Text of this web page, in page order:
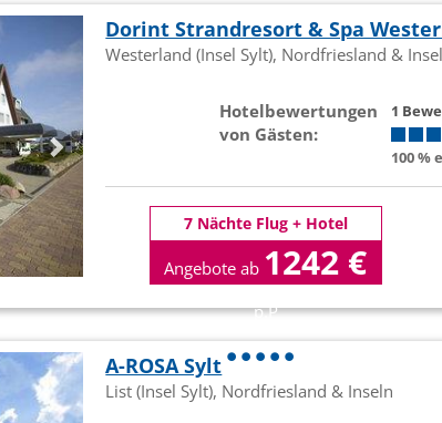
Dorint Strandresort & Spa
Westerland (Insel Sylt), Nordfriesland &
Hotelbewertungen
von Gästen:
1
100 %
7 Nächte Flug + Hotel
Angebote ab 1242 €
p.P
A-ROSA Sylt
List (Insel Sylt), Nordfriesland & Inseln